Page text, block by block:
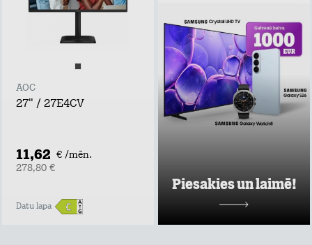
AOC
27" / 27E4CV
11,62 € /mēn.
278,80 €
Datu lapa
Piesakies un laimē!
plānu un mājas
interneta
piedāvājumus pie
Tele2 un piedalies
vērtīgu baltvu
izlozē!
Uzzināt vairāk